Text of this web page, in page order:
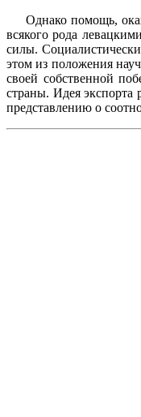
Однако помощь,
всякого рода
силы.
этом из положения
своей собственной
страны. Идея экспорта
представлению о